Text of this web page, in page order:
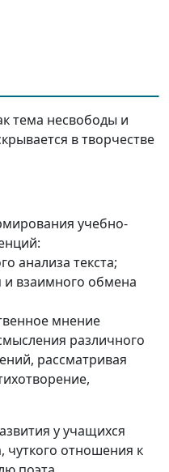
тема несвободы и
в творчестве
учебно-
анализа текста;
и взаимного обмена
мнение
различного
рассматривая
у учащихся
чуткого отношения к